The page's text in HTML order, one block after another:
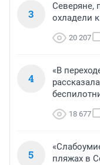
3
Северяне,
охладели
20 207
4
«В
18 677
5
пляжах в